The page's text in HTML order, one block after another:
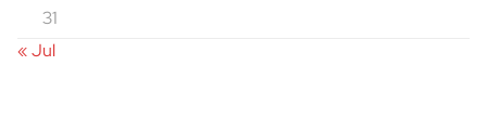
31
« Jul